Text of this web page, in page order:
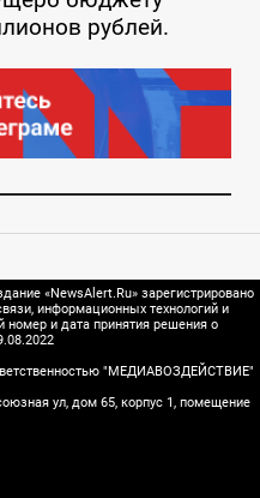
рублей.
«NewsAlert.Ru» зарегистрировано
информационных технологий и
и дата принятия решения о
"МЕДИАВОЗДЕЙСТВИЕ"
ул, дом 65, корпус 1, помещение